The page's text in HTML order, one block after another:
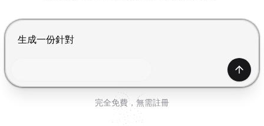
登入
免費試用
按 Enter 提交，Shift+Enter 換行
產生
完全免費，無需註冊